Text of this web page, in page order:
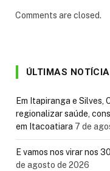
Comments are closed.
ÚLTIMAS
Em Itapiranga e Silves,
regionalizar saúde,
em Itacoatiara 7 de
E vamos nos virar nos
de agosto de 2026